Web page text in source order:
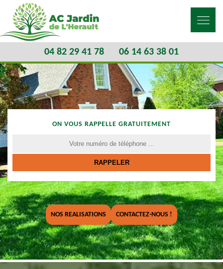
04 82 29 41 78 06 14 63 38 01
ON VOUS RAPPELLE GRATUITEMENT
NOS REALISATIONS CONTACTEZ-NOUS !